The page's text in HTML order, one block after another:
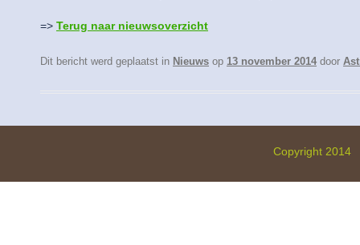
=> Terug naar nieuwsoverzicht
Dit bericht werd geplaatst in Nieuws op 13 november 2014 door
Copyright 2014